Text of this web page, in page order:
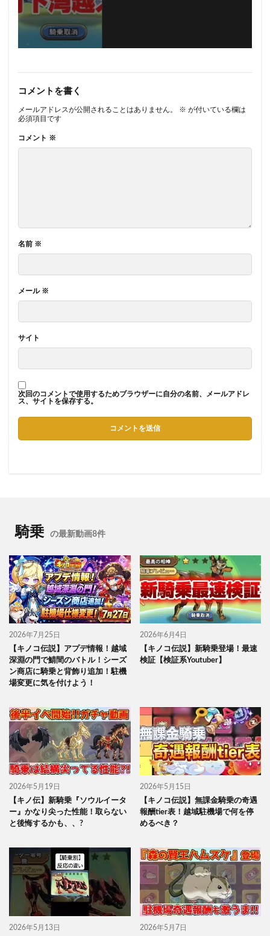
コメントを書く
メールアドレスが公開されることはありません。 ※ が付いている欄は
必須項目です
コメント ※
名前 ※
メール ※
サイト
次回のコメントで使用するためブラウザーに自分の名前、メールアドレ
ス、サイトを保存する。
騎乗 の最新動画8件
2026年7月25日
【キノコ伝説】アプデ情報！越域
深淵の門で鯖間のバトル！シーズ
ン商店に騎乗と背飾り追加！駐機
場変更に気を付けよう！
2026年6月4日
【キノコ伝説】新騎乗登場！最速
検証【検証系Youtuber】
2026年5月19日
【キノ伝】新騎乗『ソウルイータ
ー』かなり尖った性能！取らない
と後悔するかも、、?
2026年5月15日
【キノコ伝説】無課金騎乗の奇遇
報酬tier表！越域駐機場で何を停
めるべき？
2026年5月13日 2026年5月7日